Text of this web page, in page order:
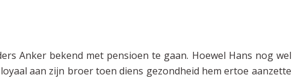
Anker bekend met pensioen te gaan. Hoewel Hans nog wel
aan zijn broer toen diens gezondheid hem ertoe aanzette